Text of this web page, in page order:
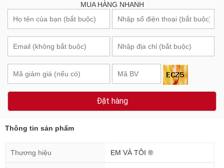
MUA HÀNG NHANH
Đặt hàng
Thông tin sản phẩm
Thương hiệu EM VÀ TÔI ®